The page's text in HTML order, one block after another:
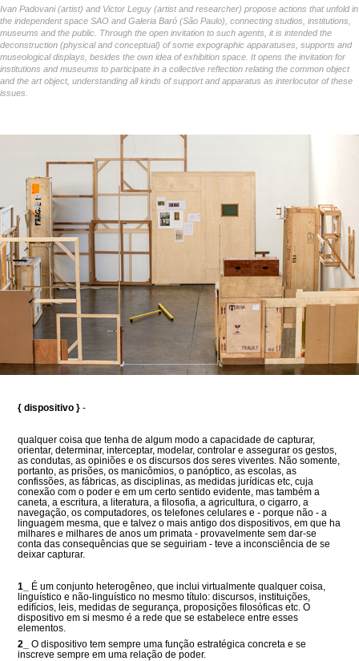
Ivan Padovani (artist) and Victor Leguy (artist and researcher) propose actions that unfold in
the independent space SAO and Galeria Baró (São Paulo), connecting studios, institutions,
museums and the public. Through the open invitation to such agents, it is intended the
deconstruction (physical and conceptual) of some expographic apparatuses, supports and
museological displays, besides the own idea of ​​exhibition space. It opens the invitation for
institutions and museums to participate in a collective reflection relating the common object
and the art object, understanding all kinds of support and apparatus as interlocutor of these
issues.
{ dispositivo } -
qualquer coisa que tenha de algum modo a capacidade de capturar,
orientar, determinar, interceptar, modelar, controlar e assegurar os gestos,
as condutas, as opiniões e os discursos dos seres viventes. Não somente,
portanto, as prisões, os manicômios, o panóptico, as escolas, as
confissões, as fábricas, as disciplinas, as medidas jurídicas etc, cuja
conexão com o poder e em um certo sentido evidente, mas também a
caneta, a escritura, a literatura, a filosofia, a agricultura, o cigarro, a
navegação, os computadores, os telefones celulares e - porque não - a
linguagem mesma, que e talvez o mais antigo dos dispositivos, em que ha
milhares e milhares de anos um primata - provavelmente sem dar-se
conta das consequências que se seguiriam - teve a inconsciência de se
deixar capturar.
1_
É um conjunto heterogêneo, que inclui virtualmente qualquer coisa,
linguístico e não-linguístico no mesmo título: discursos, instituições,
edifícios, leis, medidas de segurança, proposições filosóficas etc. O
dispositivo em si mesmo é a rede que se estabelece entre esses
elementos.
2_
O dispositivo tem sempre uma função estratégica concreta e se
inscreve sempre em uma relação de poder.